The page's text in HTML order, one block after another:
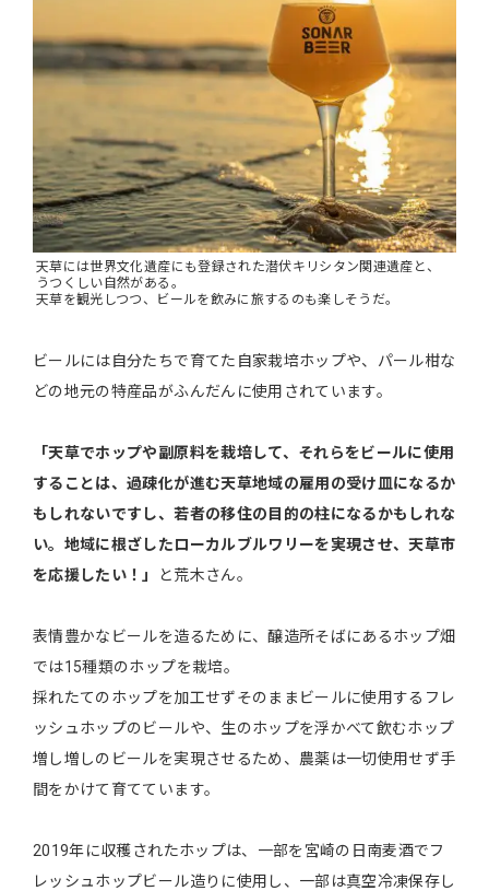
天草には世界文化遺産にも登録された潜伏キリシタン関連遺産と、
うつくしい自然がある。
天草を観光しつつ、ビールを飲みに旅するのも楽しそうだ。
ビールには自分たちで育てた自家栽培ホップや、パール柑な
どの地元の特産品がふんだんに使用されています。
「天草でホップや副原料を栽培して、それらをビールに使用
することは、過疎化が進む天草地域の雇用の受け皿になるか
もしれないですし、若者の移住の目的の柱になるかもしれな
い。地域に根ざしたローカルブルワリーを実現させ、天草市
を応援したい！」
と荒木さん。
表情豊かなビールを造るために、醸造所そばにあるホップ畑
では15種類のホップを栽培。
採れたてのホップを加工せずそのままビールに使用するフレ
ッシュホップのビールや、生のホップを浮かべて飲むホップ
増し増しのビールを実現させるため、農薬は一切使用せず手
間をかけて育てています。
2019年に収穫されたホップは、一部を宮崎の日南麦酒でフ
レッシュホップビール造りに使用し、一部は真空冷凍保存し